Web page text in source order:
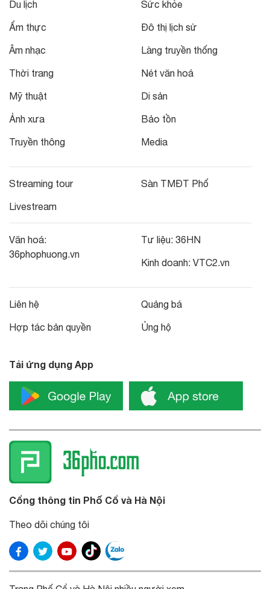
Du lịch
Ẩm thực
Âm nhạc
Thời trang
Mỹ thuật
Ảnh xưa
Truyền thông
Sức khỏe
Đô thị lịch sử
Làng truyền thống
Nét văn hoá
Di sản
Bảo tồn
Media
Streaming tour
Livestream
Sàn TMĐT Phố
Văn hoá:
36phophuong.vn
Tư liệu: 36HN
Kinh doanh: VTC2.vn
Liên hệ
Hợp tác bản quyền
Quảng bá
Ủng hộ
Tải ứng dụng App
Cổng thông tin Phố Cổ và Hà Nội
Theo dõi chúng tôi